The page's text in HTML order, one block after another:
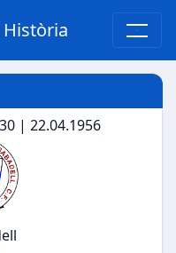
Història
| 22.04.1956